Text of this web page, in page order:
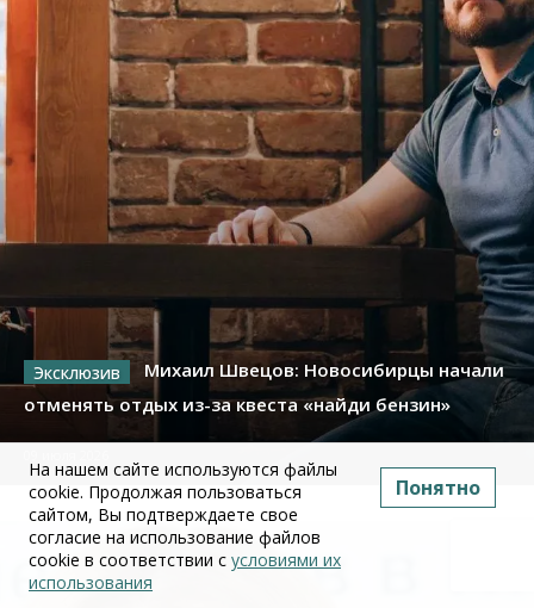
Михаил Швецов: Новосибирцы начали
отменять отдых из-за квеста «найди бензин»
На нашем сайте используются файлы
cookie. Продолжая пользоваться
сайтом, Вы подтверждаете свое
согласие на использование файлов
cookie в соответствии с условиями их
использования
Понятно